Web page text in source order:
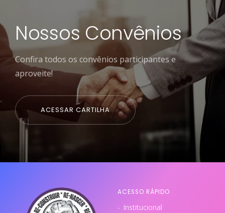
Nossos Convênios
Confira todos os convênios participantes e
aproveite!
ACESSAR CARTILHA
ACESSO RÁPIDO
Institucional